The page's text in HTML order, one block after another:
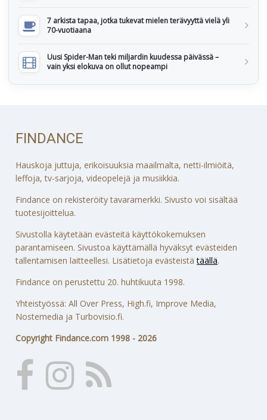
7 arkista tapaa, jotka tukevat mielen terävyyttä vielä yli
70-vuotiaana
Uusi Spider-Man teki miljardin kuudessa päivässä –
vain yksi elokuva on ollut nopeampi
FINDANCE
Hauskoja juttuja, erikoisuuksia maailmalta, netti-ilmiöitä,
leffoja, tv-sarjoja, videopelejä ja musiikkia.
Findance on rekisteröity tavaramerkki. Sivusto voi sisältää
tuotesijoittelua.
Sivustolla käytetään evästeitä käyttökokemuksen
parantamiseen. Sivustoa käyttämällä hyväksyt evästeiden
tallentamisen laitteellesi. Lisätietoja evästeistätäällä.
Findance on perustettu 20. huhtikuuta 1998.
Yhteistyössä: All Over Press, High.fi, Improve Media,
Nostemedia ja Turbovisio.fi.
Copyright Findance.com 1998 - 2026